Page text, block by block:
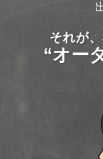
それが
“オー